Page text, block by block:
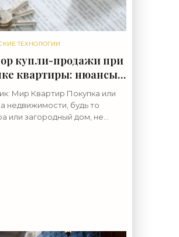
ТЕХНОЛОГИИ
купли-продажи при
квартиры: нюансы
и образец 2021
«Риэлторские
Мир Квартир Покупка или
недвижимости, будь то
или загородный дом, не